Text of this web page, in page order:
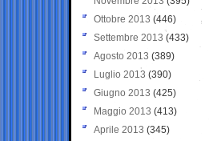
Ottobre 2013 (446)
Settembre 2013 (433)
Agosto 2013 (389)
Luglio 2013 (390)
Giugno 2013 (425)
Maggio 2013 (413)
Aprile 2013 (345)